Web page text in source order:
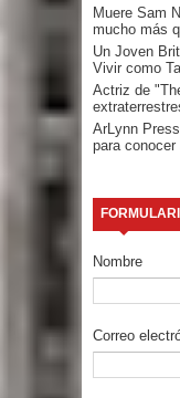
Muere Sam
mucho más
Un Joven
Vivir como
Actriz de
ArLynn
para
Nombre
Correo